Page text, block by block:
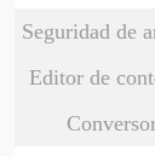
Seguridad de
Editor de